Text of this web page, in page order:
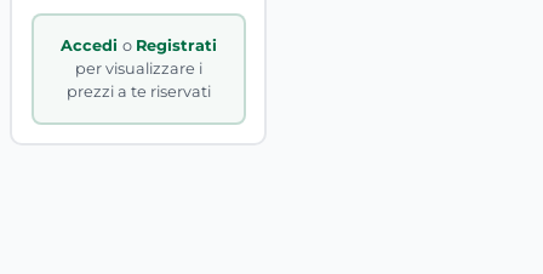
Accedi o Registrati
per visualizzare i
prezzi a te riservati